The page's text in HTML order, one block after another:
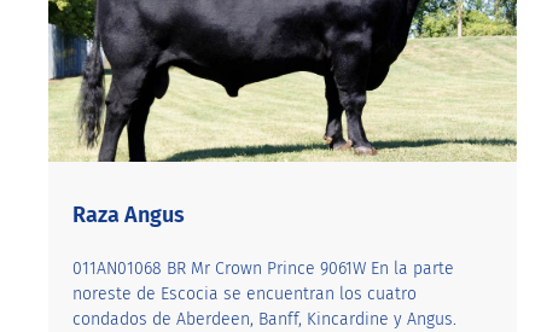
Raza Angus
011AN01068 BR Mr Crown Prince 9061W En la parte
noreste de Escocia se encuentran los cuatro
condados de Aberdeen, Banff, Kincardine y Angus.